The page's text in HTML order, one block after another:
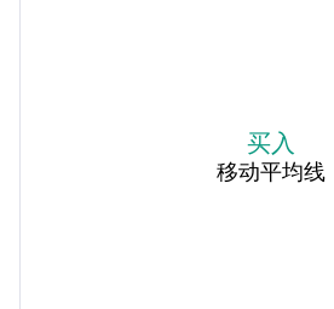
买入
移动平均线